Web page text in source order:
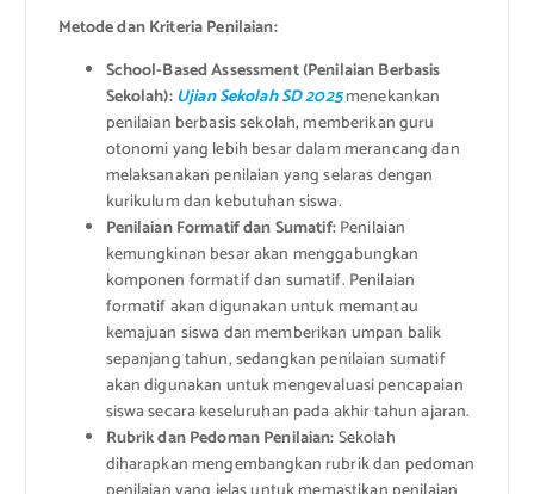
Metode dan Kriteria Penilaian:
School-Based Assessment (Penilaian Berbasis
Sekolah):Ujian Sekolah SD 2025menekankan
penilaian berbasis sekolah, memberikan guru
otonomi yang lebih besar dalam merancang dan
melaksanakan penilaian yang selaras dengan
kurikulum dan kebutuhan siswa.
Penilaian Formatif dan Sumatif:Penilaian
kemungkinan besar akan menggabungkan
komponen formatif dan sumatif. Penilaian
formatif akan digunakan untuk memantau
kemajuan siswa dan memberikan umpan balik
sepanjang tahun, sedangkan penilaian sumatif
akan digunakan untuk mengevaluasi pencapaian
siswa secara keseluruhan pada akhir tahun ajaran.
Rubrik dan Pedoman Penilaian:Sekolah
diharapkan mengembangkan rubrik dan pedoman